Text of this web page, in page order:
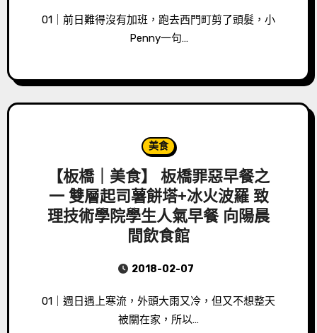
01｜前日難得沒有加班，跑去西門町剪了頭髮，小
Penny一句…
美食
【板橋｜美食】 板橋罪惡早餐之
一 雙層起司薯餅塔+冰火波羅 致
理技術學院學生人氣早餐 向陽晨
間飲食館
2018-02-07
01｜週日遇上寒流，外頭大雨又冷，但又不想整天
被關在家，所以…